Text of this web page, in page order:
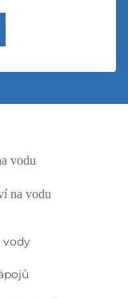
vodu
na vodu
vody